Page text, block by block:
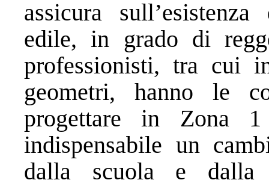
assicura
edile, in grado di
professionisti, tra cui
geometri, hanno le
progettare in Zona
indispensabile un
dalla scuola e dalla